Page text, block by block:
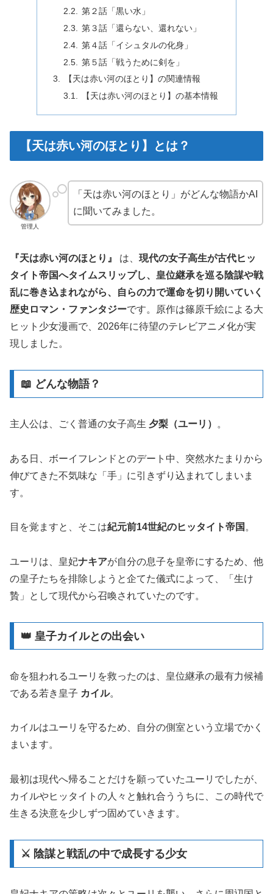
第２話「黒い水」
第３話「還らない、還れない」
第４話「イシュタルの化身」
第５話「戦うために剣を」
【天は赤い河のほとり】の関連情報
【天は赤い河のほとり】の基本情報
【天は赤い河のほとり】とは？
管理人
「天は赤い河のほとり」がどんな物語かAI
に聞いてみました。
『天は赤い河のほとり』 は、 現代の女子高生が古代ヒッ
タイト帝国へタイムスリップし、皇位継承を巡る陰謀や戦
乱に巻き込まれながら、自らの力で運命を切り開いていく
歴史ロマン・ファンタジーです。原作は篠原千絵による大
ヒット少女漫画で、2026年に待望のテレビアニメ化が実
現しました。
📖 どんな物語？
主人公は、ごく普通の女子高生 夕梨（ユーリ） 。
ある日、ボーイフレンドとのデート中、突然水たまりから
伸びてきた不気味な「手」に引きずり込まれてしまいま
す。
目を覚ますと、そこは紀元前14世紀のヒッタイト帝国 。
ユーリは、皇妃ナキアが自分の息子を皇帝にするため、他
の皇子たちを排除しようと企てた儀式によって、「生け
贄」として現代から召喚されていたのです。
👑 皇子カイルとの出会い
命を狙われるユーリを救ったのは、皇位継承の最有力候補
である若き皇子 カイル。
カイルはユーリを守るため、自分の側室という立場でかく
まいます。
最初は現代へ帰ることだけを願っていたユーリでしたが、
カイルやヒッタイトの人々と触れ合ううちに、この時代で
生きる決意を少しずつ固めていきます。
⚔️ 陰謀と戦乱の中で成長する少女